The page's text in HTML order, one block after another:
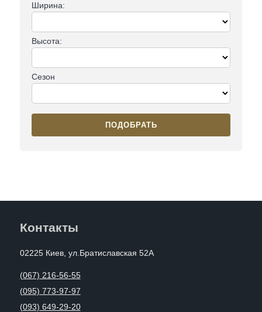
Ширина:
Высота:
Сезон
ПОДОБРАТЬ
Контакты
02225 Киев, ул.Братиславская 52А
(067) 216-56-55
(095) 773-97-97
(093) 649-29-20